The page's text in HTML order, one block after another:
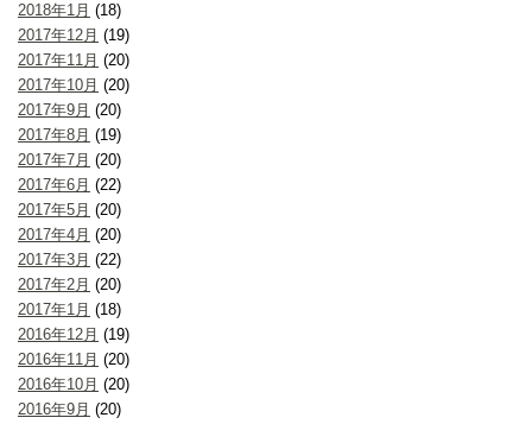
2018年1月 (18)
2017年12月 (19)
2017年11月 (20)
2017年10月 (20)
2017年9月 (20)
2017年8月 (19)
2017年7月 (20)
2017年6月 (22)
2017年5月 (20)
2017年4月 (20)
2017年3月 (22)
2017年2月 (20)
2017年1月 (18)
2016年12月 (19)
2016年11月 (20)
2016年10月 (20)
2016年9月 (20)